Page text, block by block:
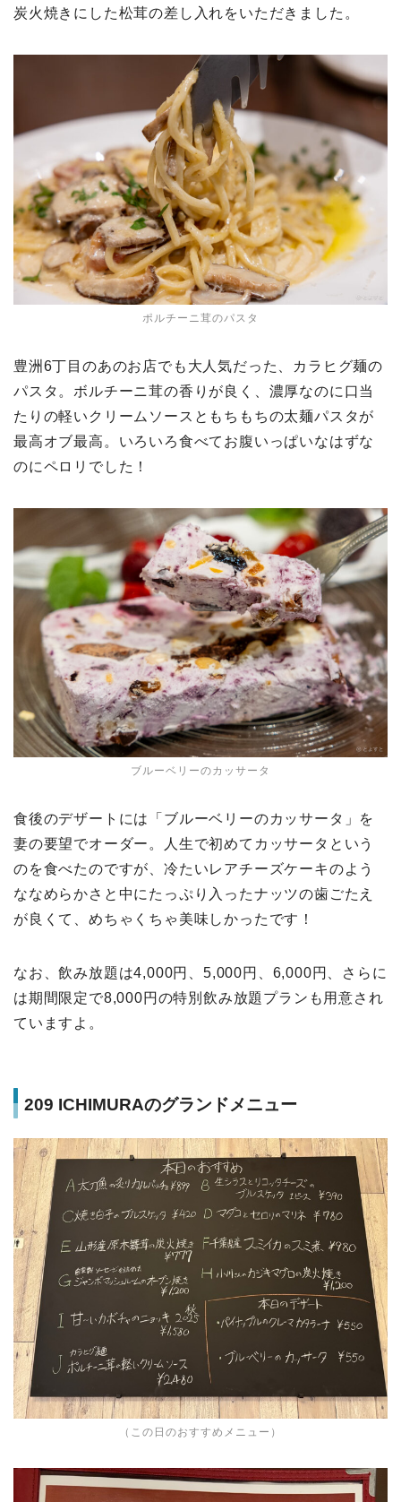
炭火焼きにした松茸の差し入れをいただきました。
ポルチーニ茸のパスタ
豊洲6丁目のあのお店でも大人気だった、カラヒグ麺の
パスタ。ボルチーニ茸の香りが良く、濃厚なのに口当
たりの軽いクリームソースともちもちの太麺パスタが
最高オブ最高。いろいろ食べてお腹いっぱいなはずな
のにペロリでした！
ブルーベリーのカッサータ
食後のデザートには「ブルーベリーのカッサータ」を
妻の要望でオーダー。人生で初めてカッサータという
のを食べたのですが、冷たいレアチーズケーキのよう
ななめらかさと中にたっぷり入ったナッツの歯ごたえ
が良くて、めちゃくちゃ美味しかったです！
なお、飲み放題は4,000円、5,000円、6,000円、さらに
は期間限定で8,000円の特別飲み放題プランも用意され
ていますよ。
209 ICHIMURAのグランドメニュー
（この日のおすすめメニュー）